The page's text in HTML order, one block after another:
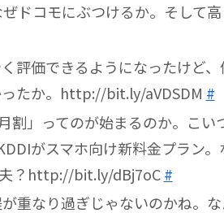
ドコモにぶつけるか。そして
評価できるようになったけど
たか。http://bit.ly/aVDSDM #
割」ってのが始まるのか。こい
がスマホ向け新料金プラン
夫？http://bit.ly/dBj7oC#
重なり過ぎじゃないのかね。